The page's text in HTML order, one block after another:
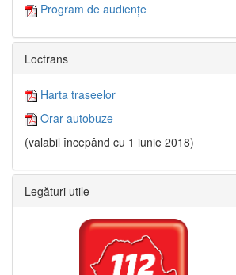
Program de audiențe
Loctrans
Harta traseelor
Orar autobuze
(valabil începând cu 1 iunie 2018)
Legături utile